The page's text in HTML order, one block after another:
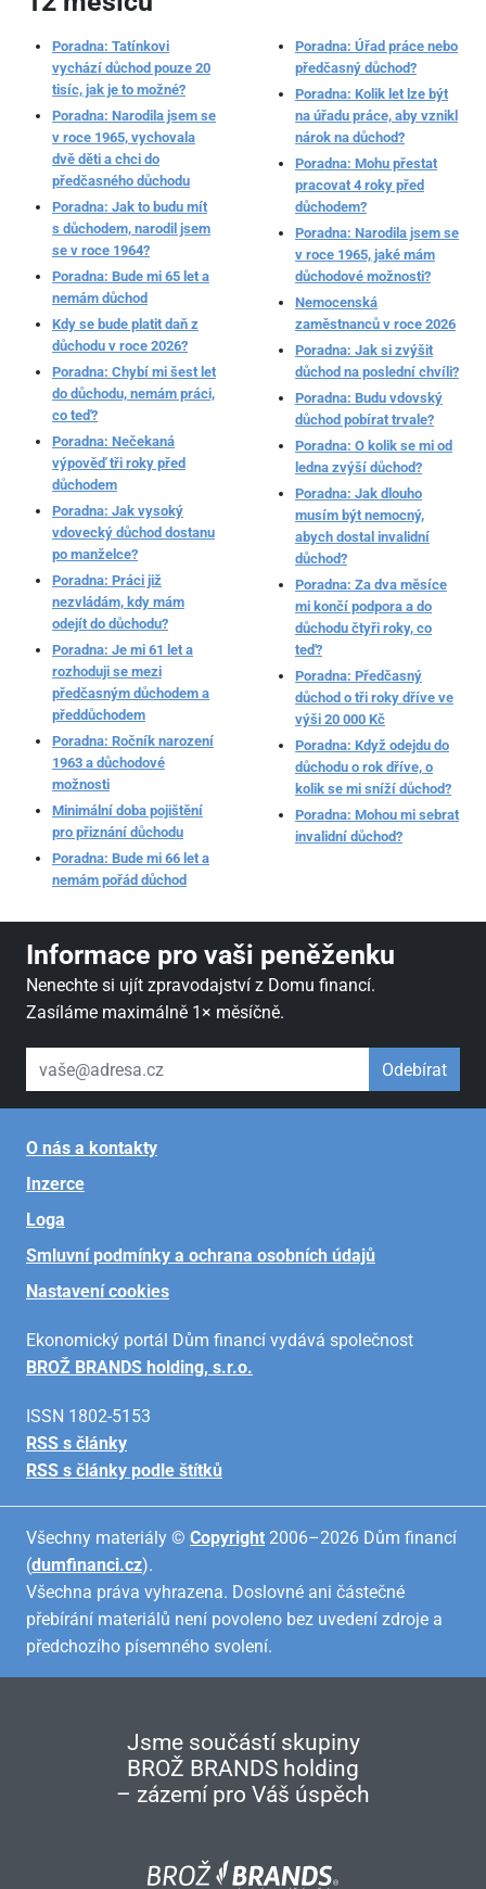
Poradna: Tatínkovi
vychází důchod pouze 20
tisíc, jak je to možné?
Poradna: Narodila jsem se
v roce 1965, vychovala
dvě děti a chci do
předčasného důchodu
Poradna: Jak to budu mít
s důchodem, narodil jsem
se v roce 1964?
Poradna: Bude mi 65 let a
nemám důchod
Kdy se bude platit daň z
důchodu v roce 2026?
Poradna: Chybí mi šest let
do důchodu, nemám práci,
co teď?
Poradna: Nečekaná
výpověď tři roky před
důchodem
Poradna: Jak vysoký
vdovecký důchod dostanu
po manželce?
Poradna: Práci již
nezvládám, kdy mám
odejít do důchodu?
Poradna: Je mi 61 let a
rozhoduji se mezi
předčasným důchodem a
předdůchodem
Poradna: Ročník narození
1963 a důchodové
možnosti
Minimální doba pojištění
pro přiznání důchodu
Poradna: Bude mi 66 let a
nemám pořád důchod
Poradna: Úřad práce nebo
předčasný důchod?
Poradna: Kolik let lze být
na úřadu práce, aby vznikl
nárok na důchod?
Poradna: Mohu přestat
pracovat 4 roky před
důchodem?
Poradna: Narodila jsem se
v roce 1965, jaké mám
důchodové možnosti?
Nemocenská
zaměstnanců v roce 2026
Poradna: Jak si zvýšit
důchod na poslední chvíli?
Poradna: Budu vdovský
důchod pobírat trvale?
Poradna: O kolik se mi od
ledna zvýší důchod?
Poradna: Jak dlouho
musím být nemocný,
abych dostal invalidní
důchod?
Poradna: Za dva měsíce
mi končí podpora a do
důchodu čtyři roky, co
teď?
Poradna: Předčasný
důchod o tři roky dříve ve
výši 20 000 Kč
Poradna: Když odejdu do
důchodu o rok dříve, o
kolik se mi sníží důchod?
Poradna: Mohou mi sebrat
invalidní důchod?
Informace pro vaši peněženku
Nenechte si ujít zpravodajství z Domu financí.
Zasíláme maximálně 1× měsíčně.
váš email Odebírat
O nás a kontakty
Inzerce
Loga
Smluvní podmínky a ochrana osobních údajů
Nastavení cookies
Ekonomický portál Dům financí vydává společnost
BROŽ BRANDS holding, s.r.o.
ISSN 1802-5153
RSS s články
RSS s články podle štítků
Všechny materiály © Copyright 2006–2026 Dům financí
(dumfinanci.cz).
Všechna práva vyhrazena. Doslovné ani částečné
přebírání materiálů není povoleno bez uvedení zdroje a
předchozího písemného svolení.
Jsme součástí skupiny
BROŽ BRANDS holding
– zázemí pro Váš úspěch